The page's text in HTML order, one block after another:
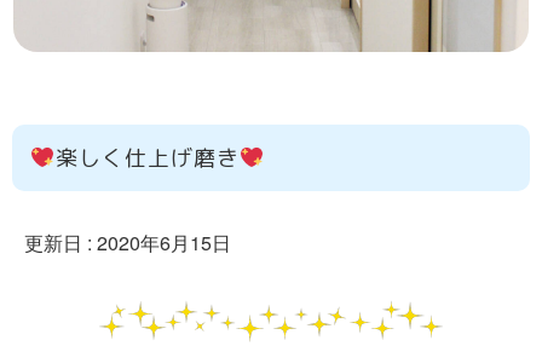
楽しく仕上げ磨き
更新日 : 2020年6月15日